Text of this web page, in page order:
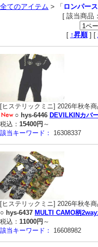
全てのアイテム > 「 ロンパース
[ 該当商品：
[ ↑昇順 ] [
[ヒステリックミニ] 2026年秋冬商
○ hys-6446 DEVILKINカバ
税込： 15400円 ～
該当キーワード：
16308337
[ヒステリックミニ] 2026年秋冬商
○ hys-6437 MULTI CAMO柄
税込： 11000円 ～
該当キーワード：
16608982